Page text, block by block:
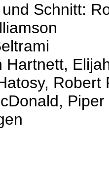
Schnitt:
Hartnett,